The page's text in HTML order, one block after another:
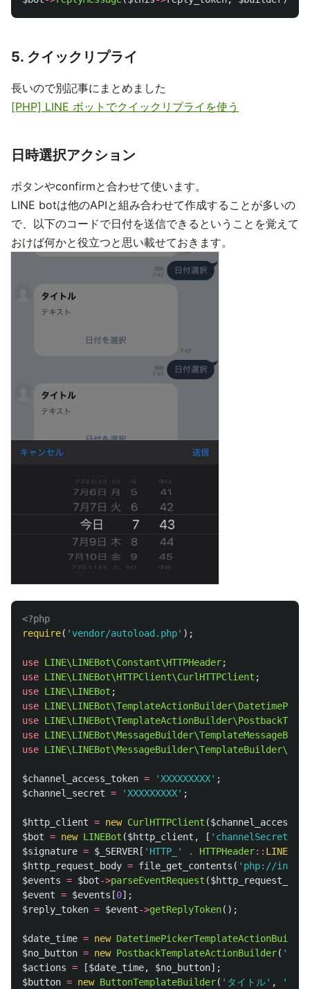
5. クイックリプライ
長いので別記事にまとめました
[PHP] LINE ボットでクイックリプライを使う
日時選択アクション
ボタンやconfirmと合わせて使います。
LINE botは他のAPIと組み合わせて作成することが多いの
で、以下のコードで日付を送信できるということを覚えて
おけば何かと役立つと思い載せておきます。
<?php
require( 'vendor/autoload.php' );
use LINE\LINEBot\Constant\HTTPHeader;
use LINE\LINEBot\HTTPClient\CurlHTTPClient ;
use LINE\LINEBot ;
use
use
use
use
$channel_access_token = 'XXXXXXXXX' ;
$channel_secret = 'XXXXXXXXX' ;
$http_client = new CurlHTTPClient (
$bot = new LINEBot ($http_client , [ 'channelSecret'
$signature = $_SERVER [ 'HTTP_' . HTTPHeader::
$http_request_body = file_get_contents ( 'php://input'
$events = $bot->parseEventRequest ($http_request_body
$event = $events [0];
$reply_token = $event->getReplyToken();
$date_time = new DatetimePickerTemplateActionBuilder
$no_button = new PostbackTemplateActionBuilder( 'キャ
$actions = [$date_time, $no_button];
$button = new ButtonTemplateBuilder( 'タイトル' ,
'テ